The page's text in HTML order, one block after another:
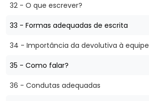
32 - O que escrever?
33 - Formas adequadas de escrita
34 - Importância da devolutiva à equipe
35 - Como falar?
36 - Condutas adequadas